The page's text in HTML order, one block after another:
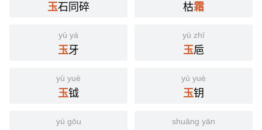
玉石同碎 枯霜
yù yá
玉牙
yù zhī
玉巵
yù yuè
玉钺
yù yuè
玉钥
yù gōu shuāng yān